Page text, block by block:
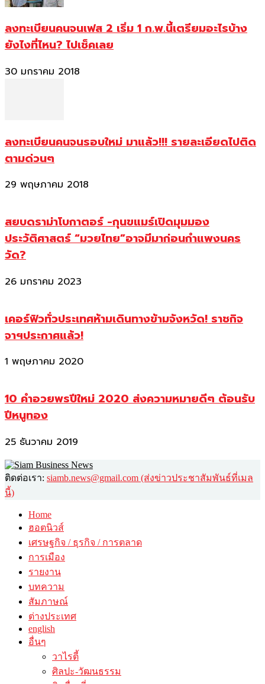
ลงทะเบียนคนจนเฟส 2 เริ่ม 1 ก.พ.นี้เตรียมอะไรบ้าง
ยังไงที่ไหน? ไปเช็คเลย
30 มกราคม 2018
ลงทะเบียนคนจนรอบใหม่ มาแล้ว!!! รายละเอียดไปติด
ตามด่วนๆ
29 พฤษภาคม 2018
สยบดราม่าโบกาตอร์ -กุนขแมร์เปิดมุมมอง
ประวัติศาสตร์ “มวยไทย”อาจมีมาก่อนกำแพงนคร
วัด?
26 มกราคม 2023
เคอร์ฟิวทั่วประเทศห้ามเดินทางข้ามจังหวัด! ราชกิจ
จาฯประกาศแล้ว!
1 พฤษภาคม 2020
10 คำอวยพรปีใหม่ 2020 ส่งความหมายดีๆ ต้อนรับ
ปีหนูทอง
25 ธันวาคม 2019
ติดต่อเรา: siamb.news@gmail.com (ส่งข่าวประชาสัมพันธ์ที่เมล
นี้)
Home
ฮอตนิวส์
เศรษฐกิจ / ธุรกิจ / การตลาด
การเมือง
รายงาน
บทความ
สัมภาษณ์
ต่างประเทศ
english
อื่นๆ
วาไรตี้
ศิลปะ-วัฒนธรรม